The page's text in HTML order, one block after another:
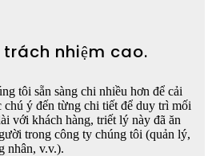
nhiệm cao.
tôi sẵn sàng chi nhiều hơn để cải
chú ý đến từng chi tiết để duy trì mối
với khách hàng, triết lý này đã ăn
trong công ty chúng tôi (quản lý,
nhân, v.v.).